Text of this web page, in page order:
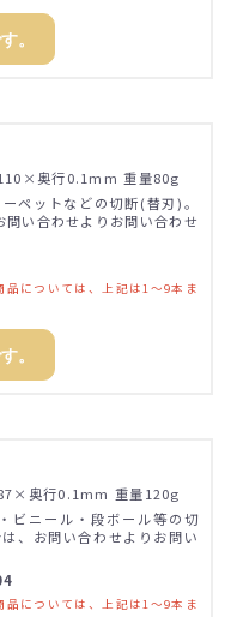
。
奥行0.1mm 重量80g
ペットなどの切断(替刃)。
い合わせよりお問い合わせ
については、上記は1～9本ま
。
奥行0.1mm 重量120g
ビニール・段ボール等の切
、お問い合わせよりお問い
については、上記は1～9本ま